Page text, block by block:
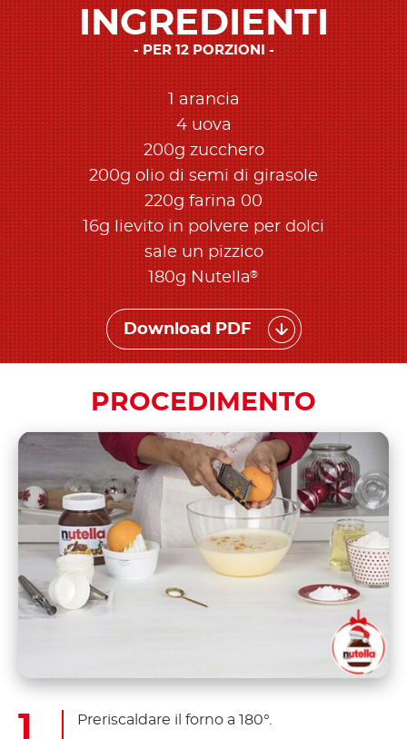
INGREDIENTI
PER 12 PORZIONI
1 arancia
4 uova
200g zucchero
200g olio di semi di girasole
220g farina 00
16g lievito in polvere per dolci
sale un pizzico
180g Nutella®
Download PDF
PROCEDIMENTO
Preriscaldare il forno a 180°.